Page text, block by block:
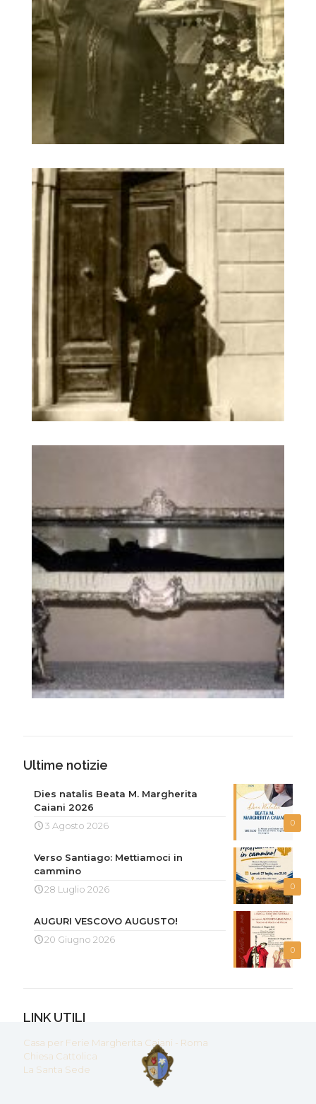
Ultime notizie
0
Dies natalis Beata M. Margherita
Caiani 2026
3 Agosto 2026
0
Verso Santiago: Mettiamoci in
cammino
28 Luglio 2026
0
AUGURI VESCOVO AUGUSTO!
20 Giugno 2026
LINK UTILI
Casa per Ferie Margherita Caiani - Roma
Chiesa Cattolica
La Santa Sede